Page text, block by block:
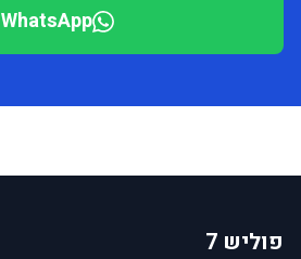
WhatsApp
פוליש 7